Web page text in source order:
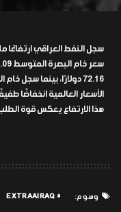
سجل النفط العراقي ارتفاعًا
هذا الارتفاع يعكس قوة
وسوم: EXTRAAIRAQ